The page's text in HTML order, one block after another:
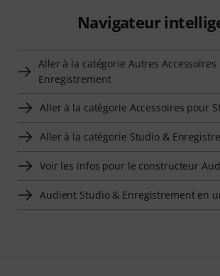
Navigateur
Aller à la catégorie Autres
Enregistrement
Aller à la catégorie Accessoires pour
Aller à la catégorie Studio &
Voir les infos pour le constructeur
Audient Studio & Enregistrement en